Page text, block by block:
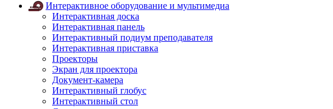
Интерактивное оборудование и мультимедиа
Интерактивная доска
Интерактивная панель
Интерактивный подиум преподавателя
Интерактивная приставка
Проекторы
Экран для проектора
Документ-камера
Интерактивный глобус
Интерактивный стол